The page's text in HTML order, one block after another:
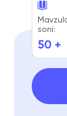
soni:
50 +